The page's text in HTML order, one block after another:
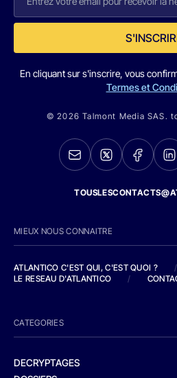
En cliquant sur s'inscrire, vous
Termes et
© 2026 Talmont Media SAS.
MIEUX NOUS CONNAITRE
ATLANTICO C'EST QUI, C'EST QUOI ?
/
LE RESEAU D'ATLANTICO
/
CATEGORIES
DECRYPTAGES